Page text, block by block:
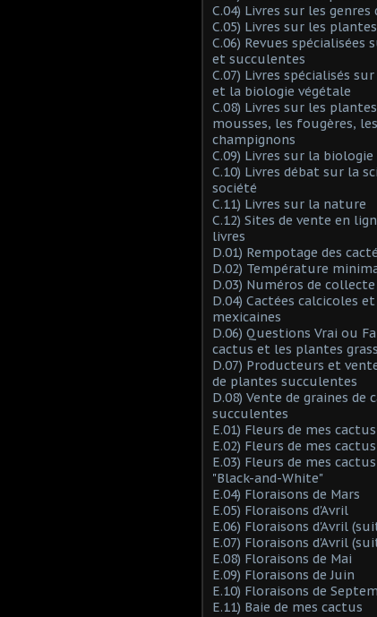
C.04) Livres sur les genres
C.05) Livres sur les
C.06) Revues spécialisées
et succulentes
C.07) Livres spécialisés
et la biologie végétale
C.08) Livres sur les
mousses, les fougères,
champignons
C.09) Livres sur la
C.10) Livres débat sur la
société
C.11) Livres sur la nature
C.12) Sites de vente en
livres
D.01) Rempotage des
D.02) Température
D.03) Numéros de
D.04) Cactées calcicoles
mexicaines
D.06) Questions Vrai ou
cactus et les plantes
D.07) Producteurs et
de plantes succulentes
D.08) Vente de graines de
succulentes
E.01) Fleurs de mes
E.02) Fleurs de mes
E.03) Fleurs de mes
"Black-and-White"
E.04) Floraisons de Mars
E.05) Floraisons d'Avril
E.06) Floraisons d'Avril
E.07) Floraisons d'Avril
E.08) Floraisons de Mai
E.09) Floraisons de Juin
E.10) Floraisons de
E.11) Baie de mes cactus